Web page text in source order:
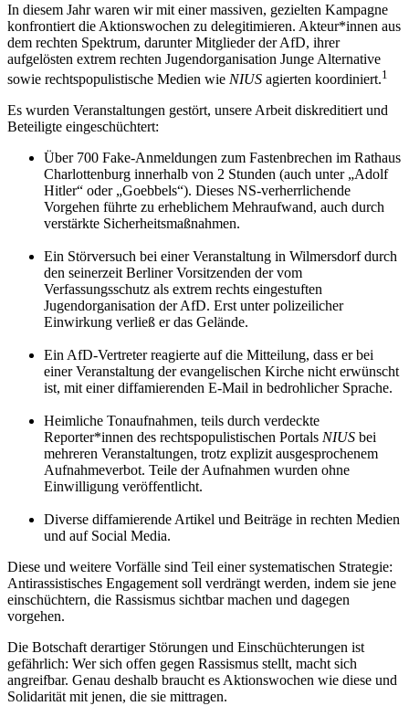
In diesem Jahr waren wir mit einer massiven, gezielten Kampagne
konfrontiert die Aktionswochen zu delegitimieren. Akteur*innen aus
dem rechten Spektrum, darunter Mitglieder der AfD, ihrer
aufgelösten extrem rechten Jugendorganisation Junge Alternative
sowie rechtspopulistische Medien wie NIUS agierten koordiniert.1
Es wurden Veranstaltungen gestört, unsere Arbeit diskreditiert und
Beteiligte eingeschüchtert:
Über 700 Fake-Anmeldungen zum Fastenbrechen im Rathaus
Charlottenburg innerhalb von 2 Stunden (auch unter „Adolf
Hitler“ oder „Goebbels“). Dieses NS-verherrlichende
Vorgehen führte zu erheblichem Mehraufwand, auch durch
verstärkte Sicherheitsmaßnahmen.
Ein Störversuch bei einer Veranstaltung in Wilmersdorf durch
den seinerzeit Berliner Vorsitzenden der vom
Verfassungsschutz als extrem rechts eingestuften
Jugendorganisation der AfD. Erst unter polizeilicher
Einwirkung verließ er das Gelände.
Ein AfD-Vertreter reagierte auf die Mitteilung, dass er bei
einer Veranstaltung der evangelischen Kirche nicht erwünscht
ist, mit einer diffamierenden E-Mail in bedrohlicher Sprache.
Heimliche Tonaufnahmen, teils durch verdeckte
Reporter*innen des rechtspopulistischen Portals NIUS bei
mehreren Veranstaltungen, trotz explizit ausgesprochenem
Aufnahmeverbot. Teile der Aufnahmen wurden ohne
Einwilligung veröffentlicht.
Diverse diffamierende Artikel und Beiträge in rechten Medien
und auf Social Media.
Diese und weitere Vorfälle sind Teil einer systematischen Strategie:
Antirassistisches Engagement soll verdrängt werden, indem sie jene
einschüchtern, die Rassismus sichtbar machen und dagegen
vorgehen.
Die Botschaft derartiger Störungen und Einschüchterungen ist
gefährlich: Wer sich offen gegen Rassismus stellt, macht sich
angreifbar. Genau deshalb braucht es Aktionswochen wie diese und
Solidarität mit jenen, die sie mittragen.